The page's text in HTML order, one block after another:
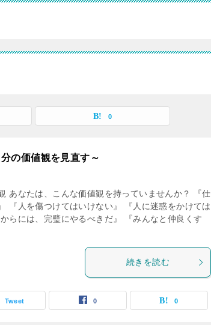
0
の価値観を見直す～
あなたは、こんな価値観を持っていませんか？ 『仕
『人を傷つけてはいけない』 『人に迷惑をかけては
らには、完璧にやるべきだ』 『みんなと仲良くす
続きを読む
Tweet 0 0